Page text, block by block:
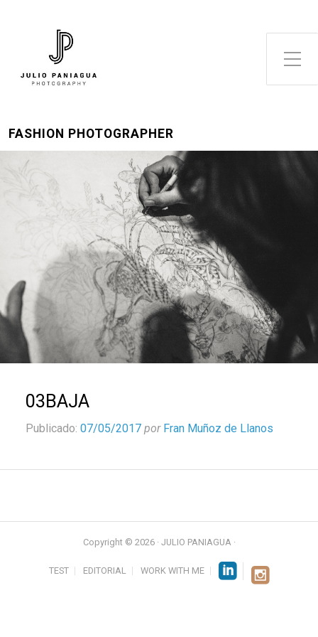
Alternar el menú lateral
FASHION PHOTOGRAPHER
03BAJA
Publicado: 07/05/2017 por Fran Muñoz de Llanos
Copyright © 2026 · JULIO PANIAGUA ·
TEST EDITORIAL WORK WITH ME